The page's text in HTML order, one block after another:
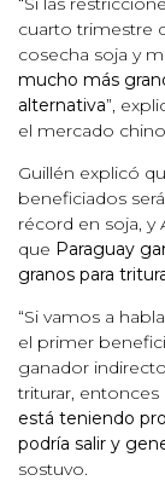
cuarto trimestre
cosecha soja y
mucho más
alternativa”,
el mercado
Guillén explicó
beneficiados
récord en soja,
que Paraguay
granos para
“Si vamos a
el primer
ganador
triturar, entonces
está teniendo
podría salir y
sostuvo.